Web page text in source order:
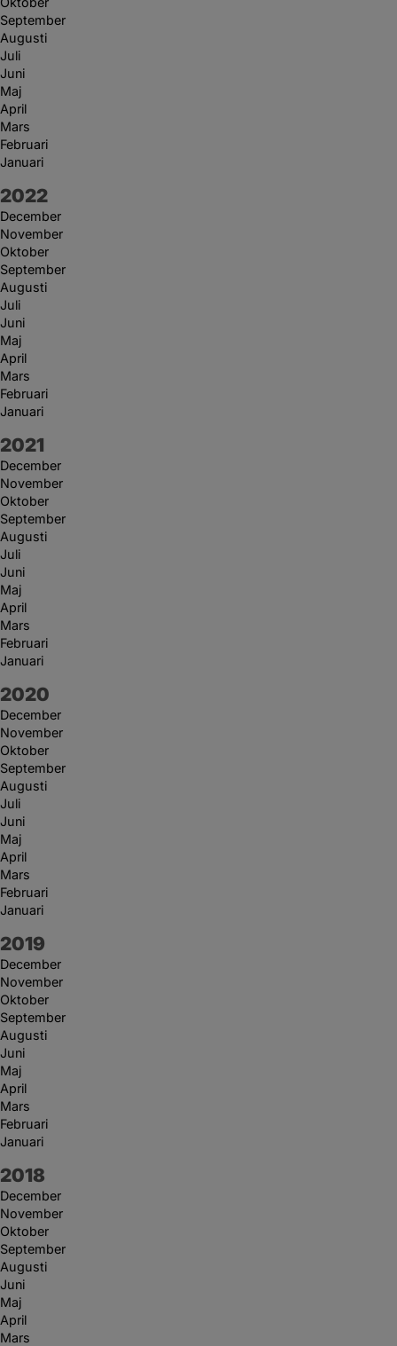
September
Augusti
Juli
Juni
Maj
April
Mars
Februari
Januari
År:
2022
December
November
Oktober
September
Augusti
Juli
Juni
Maj
April
Mars
Februari
Januari
År:
2021
December
November
Oktober
September
Augusti
Juli
Juni
Maj
April
Mars
Februari
Januari
År:
2020
December
November
Oktober
September
Augusti
Juli
Juni
Maj
April
Mars
Februari
Januari
År:
2019
December
November
Oktober
September
Augusti
Juni
Maj
April
Mars
Februari
Januari
År:
2018
December
November
Oktober
September
Augusti
Juni
Maj
April
Mars